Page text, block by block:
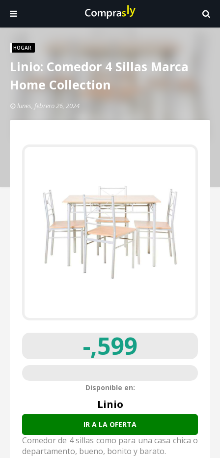
HOGAR
Linio: Comedor 4 Sillas Marca
Home Collection
lunes, febrero 26, 2024
-,599
Disponible en:
Linio
IR A LA OFERTA
Comedor de 4 sillas como para una casa chica o
departamento, bueno, bonito y barato.